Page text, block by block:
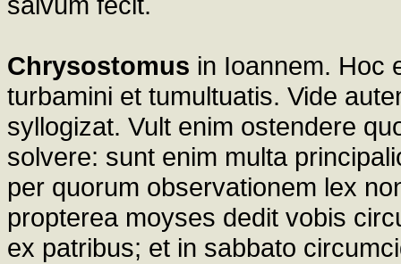
Chrysostomus in Ioannem. Hoc
turbamini et tumultuatis. Vide
syllogizat. Vult enim ostendere
solvere: sunt enim multa
per quorum observationem lex
propterea moyses dedit vobis
ex patribus; et in sabbato